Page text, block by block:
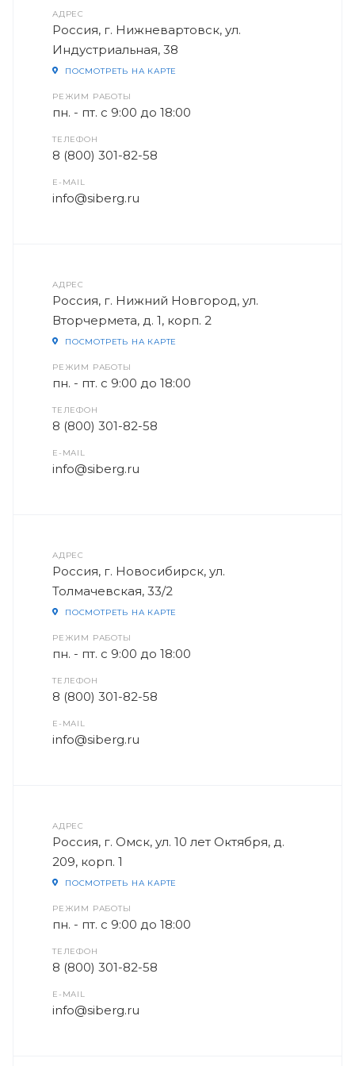
АДРЕС
Россия, г. Нижневартовск, ул.
Индустриальная, 38
ПОСМОТРЕТЬ НА КАРТЕ
РЕЖИМ РАБОТЫ
пн. - пт. с 9:00 до 18:00
ТЕЛЕФОН
8 (800) 301-82-58
E-MAIL
info@siberg.ru
АДРЕС
Россия, г. Нижний Новгород, ул.
Вторчермета, д. 1, корп. 2
ПОСМОТРЕТЬ НА КАРТЕ
РЕЖИМ РАБОТЫ
пн. - пт. с 9:00 до 18:00
ТЕЛЕФОН
8 (800) 301-82-58
E-MAIL
info@siberg.ru
АДРЕС
Россия, г. Новосибирск, ул.
Толмачевская, 33/2
ПОСМОТРЕТЬ НА КАРТЕ
РЕЖИМ РАБОТЫ
пн. - пт. с 9:00 до 18:00
ТЕЛЕФОН
8 (800) 301-82-58
E-MAIL
info@siberg.ru
АДРЕС
Россия, г. Омск, ул. 10 лет Октября, д.
209, корп. 1
ПОСМОТРЕТЬ НА КАРТЕ
РЕЖИМ РАБОТЫ
пн. - пт. с 9:00 до 18:00
ТЕЛЕФОН
8 (800) 301-82-58
E-MAIL
info@siberg.ru